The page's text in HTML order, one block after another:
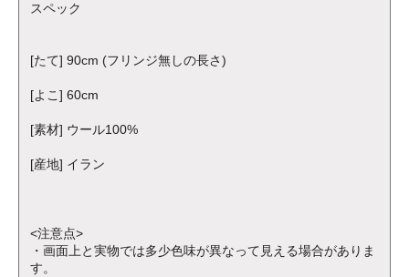
スペック
[たて] 90cm (フリンジ無しの長さ)
[よこ] 60cm
[素材] ウール100%
[産地] イラン
<注意点>
・画面上と実物では多少色味が異なって見える場合がありま
す。